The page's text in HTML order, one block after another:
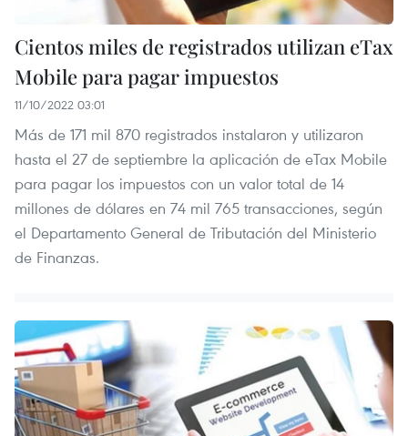
Cientos miles de registrados utilizan eTax
Mobile para pagar impuestos
11/10/2022 03:01
Más de 171 mil 870 registrados instalaron y utilizaron
hasta el 27 de septiembre la aplicación de eTax Mobile
para pagar los impuestos con un valor total de 14
millones de dólares en 74 mil 765 transacciones, según
el Departamento General de Tributación del Ministerio
de Finanzas.